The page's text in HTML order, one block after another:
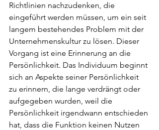
Richtlinien nachzudenken, die
eingeführt werden müssen, um ein seit
langem bestehendes Problem mit der
Unternehmenskultur zu lösen. Dieser
Vorgang ist eine Erinnerung an die
Persönlichkeit. Das Individuum beginnt
sich an Aspekte seiner Persönlichkeit
zu erinnern, die lange verdrängt oder
aufgegeben wurden, weil die
Persönlichkeit irgendwann entschieden
hat, dass die Funktion keinen Nutzen